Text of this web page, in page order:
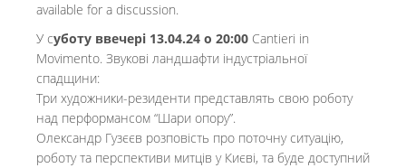
available for a discussion.
У суботу ввечері 13.04.24 о 20:00 Cantieri in
Movimento. Звукові ландшафти індустріальної
спадщини:
Три художники-резиденти представлять свою роботу
над перформансом “Шари опору”.
Олександр Гузєєв розповість про поточну ситуацію,
роботу та перспективи митців у Києві, та буде доступний